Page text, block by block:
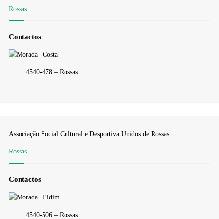
Rossas
Contactos
Costa
4540-478 – Rossas
Associação Social Cultural e Desportiva Unidos de Rossas
Rossas
Contactos
Eidim
4540-506 – Rossas